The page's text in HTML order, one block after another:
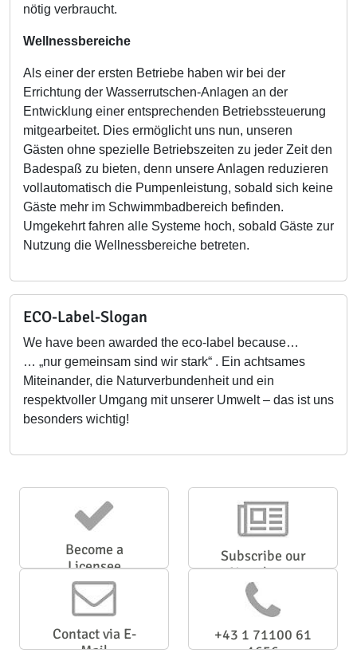
nötig verbraucht.
Wellnessbereiche
Als einer der ersten Betriebe haben wir bei der
Errichtung der Wasserrutschen-Anlagen an der
Entwicklung einer entsprechenden Betriebssteuerung
mitgearbeitet. Dies ermöglicht uns nun, unseren
Gästen ohne spezielle Betriebszeiten zu jeder Zeit den
Badespaß zu bieten, denn unsere Anlagen reduzieren
vollautomatisch die Pumpenleistung, sobald sich keine
Gäste mehr im Schwimmbadbereich befinden.
Umgekehrt fahren alle Systeme hoch, sobald Gäste zur
Nutzung die Wellnessbereiche betreten.
ECO-Label-Slogan
We have been awarded the eco-label because…
… „nur gemeinsam sind wir stark“ . Ein achtsames
Miteinander, die Naturverbundenheit und ein
respektvoller Umgang mit unserer Umwelt – das ist uns
besonders wichtig!
Become a
Licensee
Subscribe our
Newsletter
Contact via E-
Mail
+43 1 71100 61
1656